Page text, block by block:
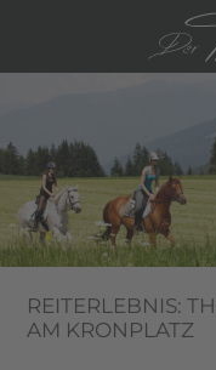
REITERLEBNIS:
AM KRONPLATZ